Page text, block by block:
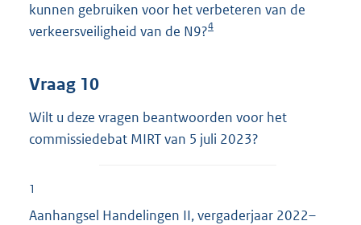
kunnen gebruiken voor het verbeteren van de
verkeersveiligheid van de N9?4
Vraag 10
Wilt u deze vragen beantwoorden voor het
commissiedebat MIRT van 5 juli 2023?
1
Aanhangsel Handelingen II, vergaderjaar 2022–